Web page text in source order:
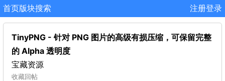
首页版块搜索 注册登录
TinyPNG - 针对 PNG 图片的高级有损压缩，可保留完整
的 Alpha 透明度
宝藏资源
收藏回帖